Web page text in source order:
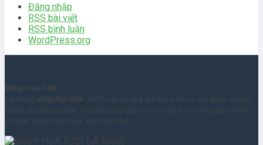
Đăng nhập
RSS bài viết
RSS bình luận
WordPress.org
Shop Hoa Tươi
Hệ thống shop hoa tươi : +979 cửa hàng & đối tác ở tất cả các quận, huyện,
thành phố trên 63 tỉnh. Chuyên cung cấp dịch vụ đặt hoa online giao nhanh
với hơn 10000 mẫu hoa, miễn phí ship.